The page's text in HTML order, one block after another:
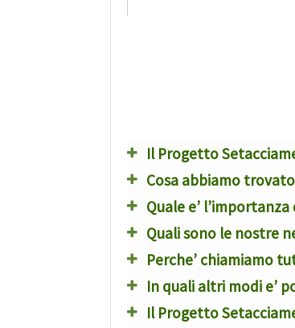
Il Progetto
Cosa abbiamo
Quale e’
Quali sono le nostre
Perche’ chiamiamo
In quali altri modi e’
Il Progetto